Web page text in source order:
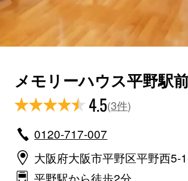
メモリーハウス平野駅
4.5(3件)
0120-717-007
大阪府大阪市平野区平野西5-